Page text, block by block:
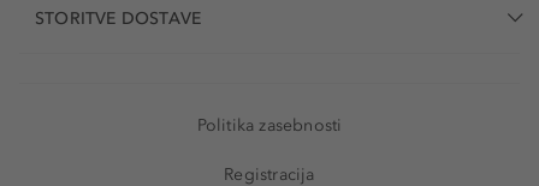
STORITVE DOSTAVE
Politika zasebnosti
Registracija